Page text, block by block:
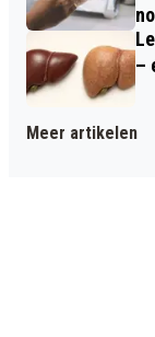
–
Meer artikelen